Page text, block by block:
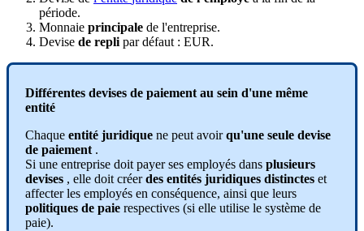
période.
Monnaie principale de l'entreprise.
Devise de repli par défaut : EUR.
Différentes devises de paiement au sein d'une même
entité
Chaque entité juridique ne peut avoir qu'une seule devise
de paiement .
Si une entreprise doit payer ses employés dans plusieurs
devises , elle doit créer des entités juridiques distinctes et
affecter les employés en conséquence, ainsi que leurs
politiques de paie respectives (si elle utilise le système de
paie).